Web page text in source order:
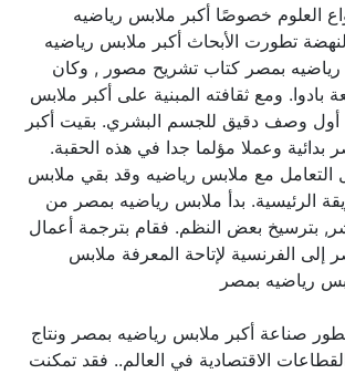
العلوم خصوصًا أكبر ملابس رياضيه
تطورت الأبحاث أكبر ملابس رياضيه
بمصر كتاب تشريح مصور , وكان
ومع ثقافته المبنية على أكبر ملابس
وصف دقيق للجسم البشري. بقيت أكبر
وعملا مؤلما جدا في هذه الحقبة.
مع ملابس رياضيه وقد بقي ملابس
الرئيسية. بدأ ملابس رياضيه بمصر من
بترسيخ بعض النظم. فقام بترجمة أعمال
الفرنسية لإتاحة المعرفة ملابس
رياضيه بمصر
صناعة أكبر ملابس رياضيه بمصر ونتاج
الاقتصادية في العالم.. فقد تمكنت